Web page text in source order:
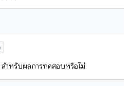
ำหรับผลการทดสอบหรือไม่